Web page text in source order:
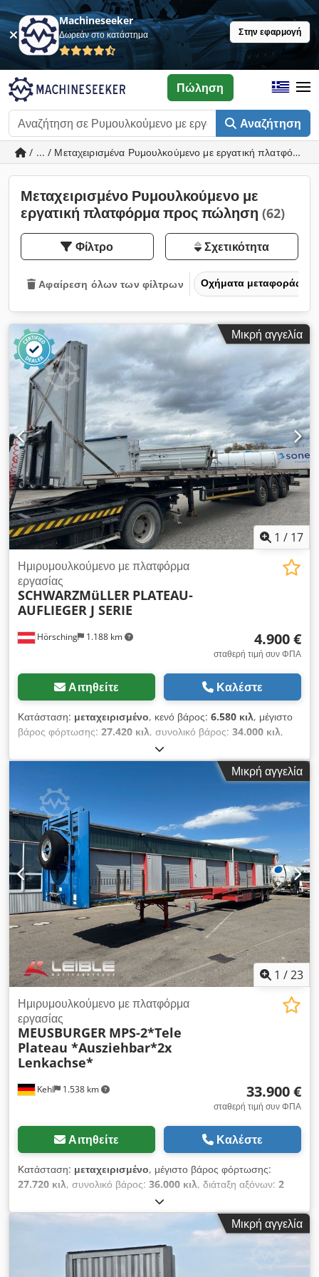
Machineseeker
Δωρεάν στο κατάστημα Στην εφαρμογή
Αναζήτηση
Πώληση
/ ... / Μεταχειρισμένα Ρυμουλκούμενο με εργατική πλατφόρμα
Μεταχειρισμένο Ρυμουλκούμενο με
εργατική πλατφόρμα προς πώληση (62)
Φίλτρο Σχετικότητα
Αφαίρεση όλων των φίλτρων Οχήματα μεταφοράς
Μικρή αγγελία
1 / 17
Hörsching 1.188 km
Ημιρυμουλκούμενο με πλατφόρμα
εργασίας
SCHWARZMüLLER PLATEAU-
AUFLIEGER J SERIE
4.900 €
σταθερή τιμή συν ΦΠΑ
Αιτηθείτε Καλέστε
Κατάσταση: μεταχειρισμένο, κενό βάρος: 6.580 κιλ, μέγιστο
βάρος φόρτωσης: 27.420 κιλ, συνολικό βάρος: 34.000 κιλ,
, πρώτη ταξινόμηση:
ανάρτηση:αέρας, μέγεθος ελαστικού:385/65 R22,5,
, Schwarzmüller επικαθήμενο πλατφόρμα |
Άξονες BPW με δισκόφρενα | Έτος κατασκευής 2011 | Βάση
ρεζέρβας | Εργαλειοθήκη | Ελαστικά: 385/65 R22,5 |
Επιφύλαξη για σφάλματα και προέγκριση πώλησης. Dsdjzn U
Ddspfx Aptekr
Μικρή αγγελία
1 /23
Kehl 1.538 km
Ημιρυμουλκούμενο με πλατφόρμα
εργασίας
MEUSBURGER MPS-2*Tele
Plateau *Ausziehbar*2x
Lenkachse*
33.900 €
σταθερή τιμή συν ΦΠΑ
Αιτηθείτε Καλέστε
Κατάσταση: μεταχειρισμένο, μέγιστο βάρος φόρτωσης:
27.720 κιλ, συνολικό βάρος: 36.000 κιλ, διάταξη αξόνων: 2
10/2014
έλεγχος (TÜV):11/2026, μήκος χώρου φόρτωσης:13.520 χιλ.,
, συνολικό πλάτος:2.550
2014, Εξοπλισμός: ABS, 2 - Άξονες
Meusburger MPS - 2 Επίπεδες Πλατφόρμες Αριθμός
Πλαισίου: 0M49520 Πλαίσιο / Εξαρτήματα: * Πνευματική
Μικρή αγγελία